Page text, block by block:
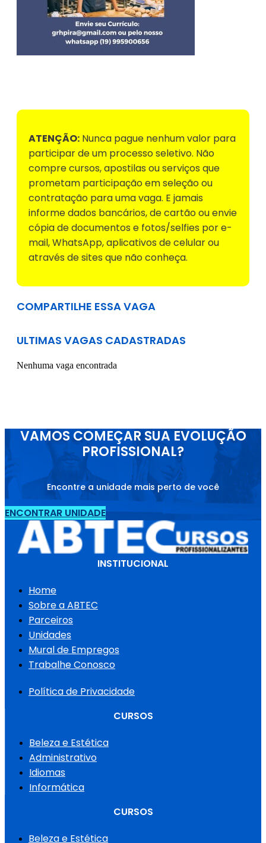
ATENÇÃO: Nunca pague nenhum valor para
participar de um processo seletivo. Não
compre cursos, apostilas ou serviços que
prometam participação em seleção ou
contratação para uma vaga. E jamais
informe dados bancários, de cartão ou envie
cópia de documentos e fotos/selfies por e-
mail, WhatsApp, aplicativos de celular ou
através de sites que não conheça.
COMPARTILHE ESSA VAGA
ULTIMAS VAGAS CADASTRADAS
Nenhuma vaga encontrada
VAMOS COMEÇAR SUA EVOLUÇÃO
PROFISSIONAL?
Encontre a unidade mais perto de você
ENCONTRAR UNIDADE
INSTITUCIONAL
Home
Sobre a ABTEC
Parceiros
Unidades
Mural de Empregos
Trabalhe Conosco
Política de Privacidade
CURSOS
Beleza e Estética
Administrativo
Idiomas
Informática
CURSOS
Beleza e Estética